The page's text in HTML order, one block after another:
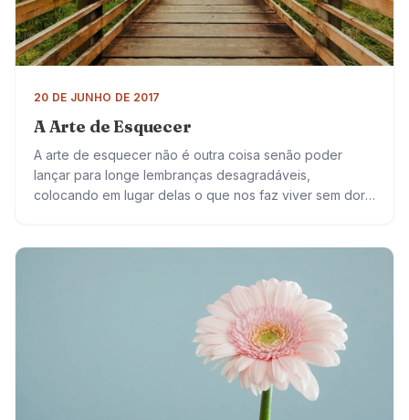
20 DE JUNHO DE 2017
A Arte de Esquecer
A arte de esquecer não é outra coisa senão poder
lançar para longe lembranças desagradáveis,
colocando em lugar delas o que nos faz viver sem dor.